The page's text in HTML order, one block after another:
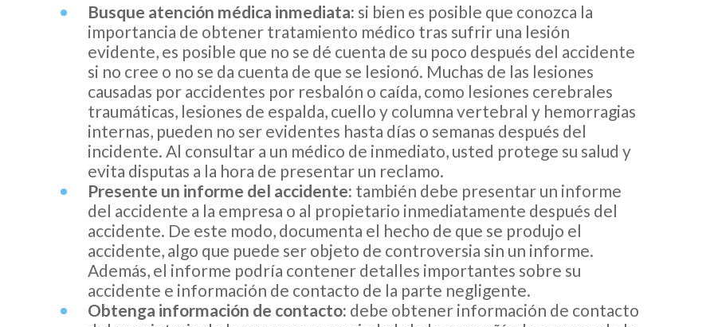
Busque atención médica inmediata: si bien es posible que conozca la
importancia de obtener tratamiento médico tras sufrir una lesión
evidente, es posible que no se dé cuenta de su poco después del accidente
si no cree o no se da cuenta de que se lesionó. Muchas de las lesiones
causadas por accidentes por resbalón o caída, como lesiones cerebrales
traumáticas, lesiones de espalda, cuello y columna vertebral y hemorragias
internas, pueden no ser evidentes hasta días o semanas después del
incidente. Al consultar a un médico de inmediato, usted protege su salud y
evita disputas a la hora de presentar un reclamo.
Presente un informe del accidente: también debe presentar un informe
del accidente a la empresa o al propietario inmediatamente después del
accidente. De este modo, documenta el hecho de que se produjo el
accidente, algo que puede ser objeto de controversia sin un informe.
Además, el informe podría contener detalles importantes sobre su
accidente e información de contacto de la parte negligente.
Obtenga información de contacto: debe obtener información de contacto